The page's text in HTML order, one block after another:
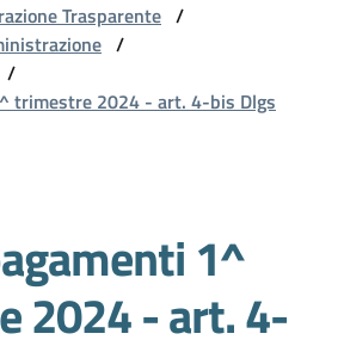
Trasparente /
/
/
trimestre 2024 - art. 4-bis Dlgs
1^
2024 - art. 4-